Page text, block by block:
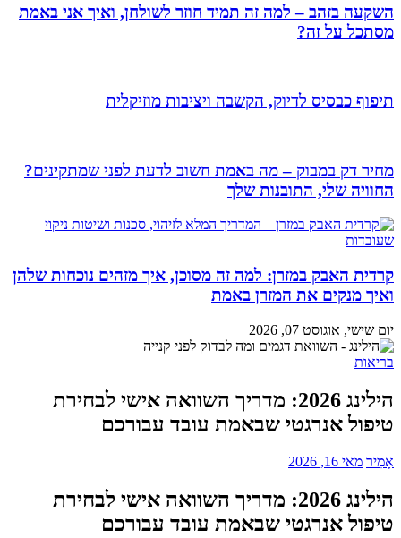
השקעה בזהב – למה זה תמיד חוזר לשולחן, ואיך אני באמת
מסתכל על זה?
תיפוף כבסיס לדיוק, הקשבה ויציבות מוזיקלית
מחיר דק במבוק – מה באמת חשוב לדעת לפני שמתקינים?
החוויה שלי, התובנות שלך
קרדית האבק במזרן: למה זה מסוכן, איך מזהים נוכחות שלהן
ואיך מנקים את המזרן באמת
יום שישי, אוגוסט 07, 2026
בריאות
הילינג 2026: מדריך השוואה אישי לבחירת
טיפול אנרגטי שבאמת עובד עבורכם
אָמִיר מאי 16, 2026
הילינג 2026: מדריך השוואה אישי לבחירת
טיפול אנרגטי שבאמת עובד עבורכם